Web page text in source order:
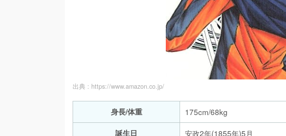
出典 : https://www.amazon.co.jp/
身長/体重
175cm/68kg
誕生日
安政2年(1855年)5月